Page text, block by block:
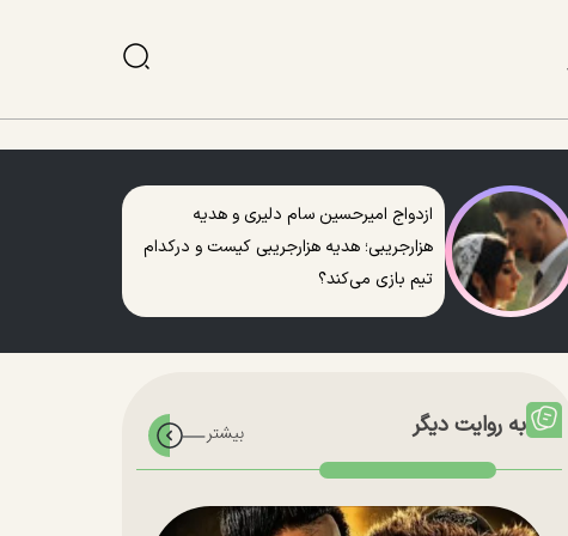
ازدواج امیرحسین سام دلیری و هدیه
هزارجریبی؛ هدیه هزارجریبی کیست و درکدام
تیم بازی می‌کند؟
به روایت دیگر